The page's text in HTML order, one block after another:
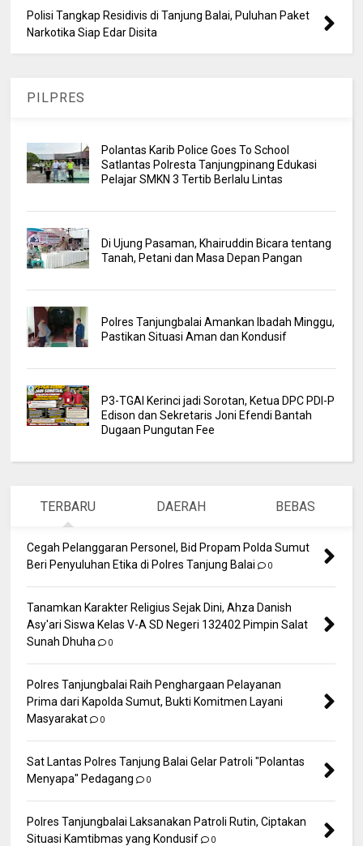
Polisi Tangkap Residivis di Tanjung Balai, Puluhan Paket
Narkotika Siap Edar Disita
PILPRES
Polantas Karib Police Goes To School
Satlantas Polresta Tanjungpinang Edukasi
Pelajar SMKN 3 Tertib Berlalu Lintas
Di Ujung Pasaman, Khairuddin Bicara tentang
Tanah, Petani dan Masa Depan Pangan
Polres Tanjungbalai Amankan Ibadah Minggu,
Pastikan Situasi Aman dan Kondusif
P3-TGAI Kerinci jadi Sorotan, Ketua DPC PDI-P
Edison dan Sekretaris Joni Efendi Bantah
Dugaan Pungutan Fee
TERBARU DAERAH BEBAS
Cegah Pelanggaran Personel, Bid Propam Polda Sumut
Beri Penyuluhan Etika di Polres Tanjung Balai
0
Tanamkan Karakter Religius Sejak Dini, Ahza Danish
Asy'ari Siswa Kelas V-A SD Negeri 132402 Pimpin Salat
Sunah Dhuha
0
Polres Tanjungbalai Raih Penghargaan Pelayanan
Prima dari Kapolda Sumut, Bukti Komitmen Layani
Masyarakat
0
Sat Lantas Polres Tanjung Balai Gelar Patroli "Polantas
Menyapa" Pedagang
0
Polres Tanjungbalai Laksanakan Patroli Rutin, Ciptakan
Situasi Kamtibmas yang Kondusif
0